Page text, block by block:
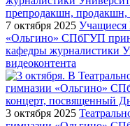
7 октября 2025 Учащиеся
«Ольгино» СПбГУП
кафедры журналистики
видеоконтента
3 октября 2025